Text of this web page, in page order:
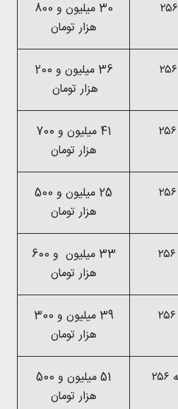
گلکسی A۲۵ (نسخه ۲۵۶
30 میلیون و 800
هزار تومان
گلکسی A۳۵ (نسخه ۲۵۶
36 میلیون و 200
هزار تومان
گلکسی A۵۵ (نسخه ۲۵۶
41 میلیون و 700
هزار تومان
گلکسی A۲۶ ( نسخه ۲۵۶
25 میلیون و 500
هزار تومان
گلکسی A۳۶ ( نسخه ۲۵۶
33 میلیون و 600
هزار تومان
گلکسی A۵۶ ( نسخه ۲۵۶
39 میلیون و 300
هزار تومان
گلکسی S۲۴ FE (نسخه ۲۵۶
51 میلیون و 500
هزار تومان